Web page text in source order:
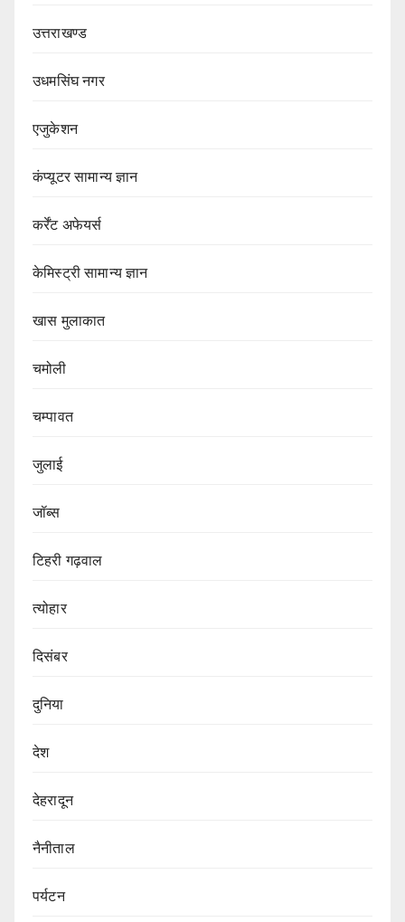
उत्तराखण्ड
उधमसिंघ नगर
एजुकेशन
कंप्यूटर सामान्य ज्ञान
कर्रेंट अफेयर्स
केमिस्ट्री सामान्य ज्ञान
खास मुलाकात
चमोली
चम्पावत
जुलाई
जॉब्स
टिहरी गढ़वाल
त्योहार
दिसंबर
दुनिया
देश
देहरादून
नैनीताल
पर्यटन